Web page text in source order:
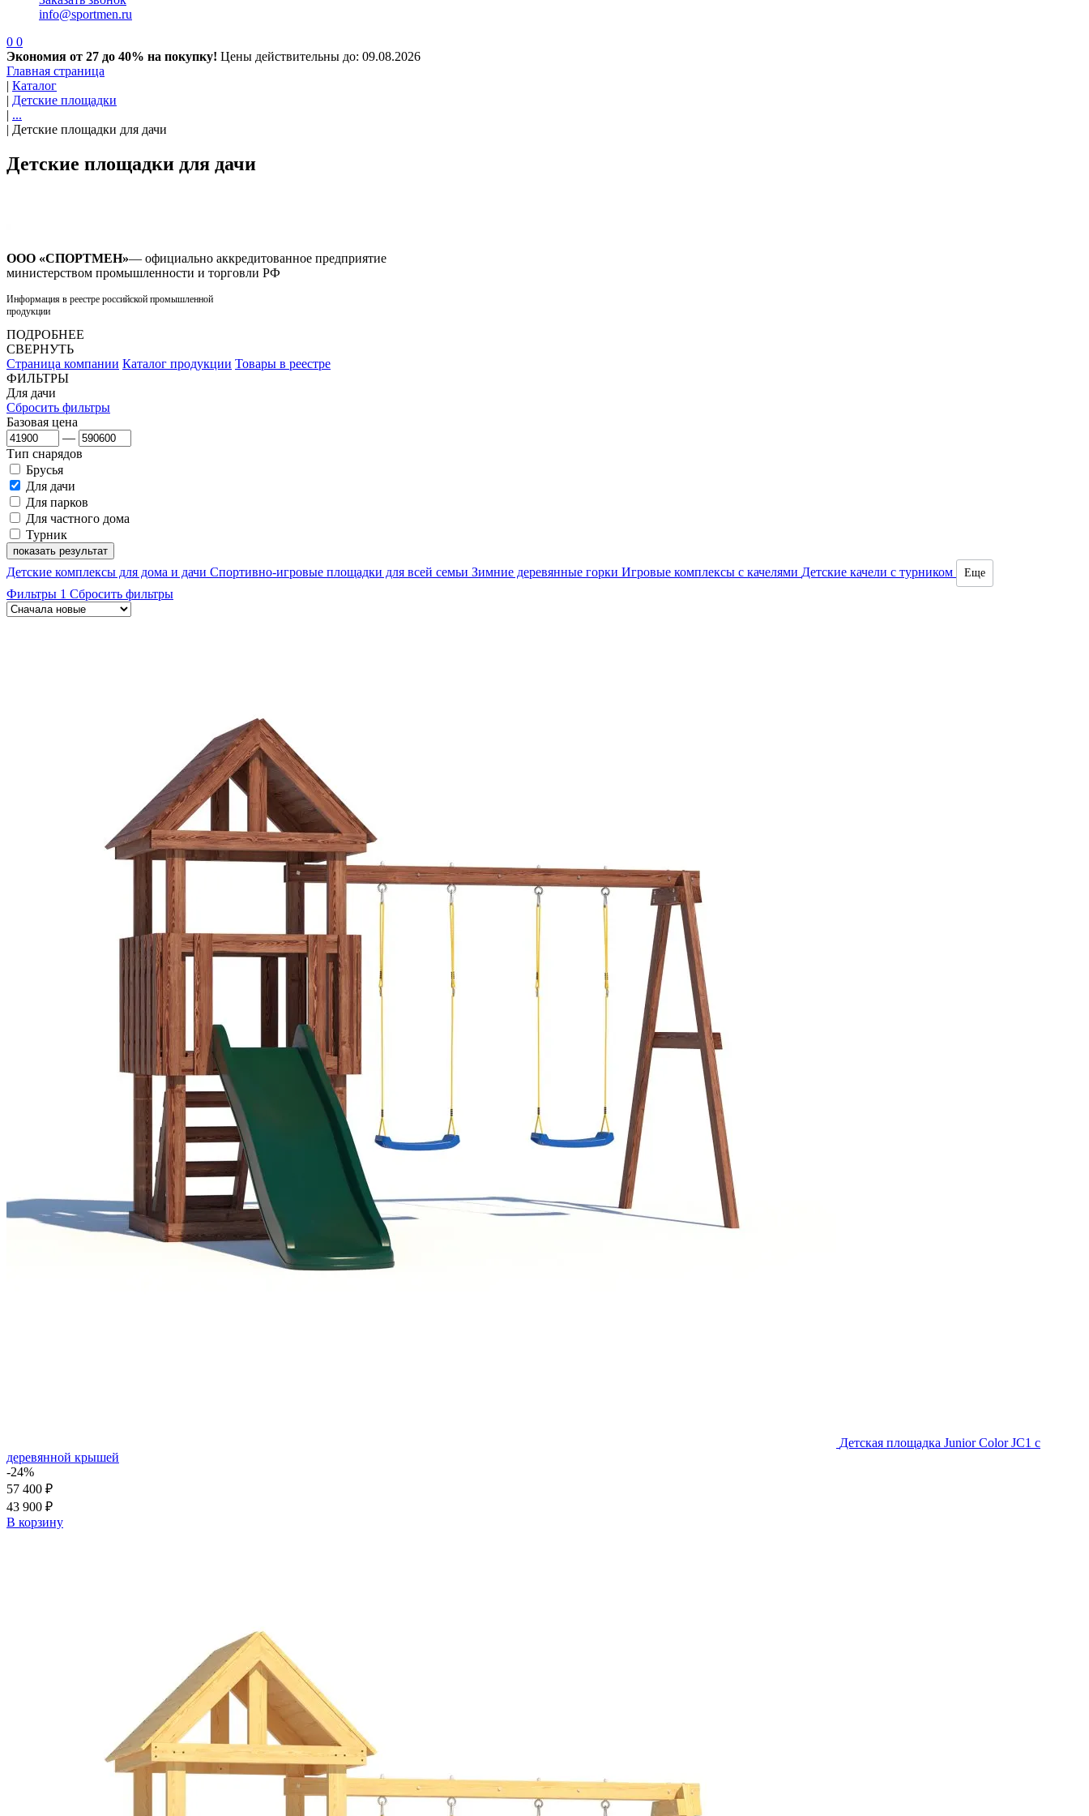
info@sportmen.ru
0 0
Экономия от 27 до 40% на покупку! Цены действительны до: 09.08.2026
Главная страница
| Каталог
| Детские площадки
| ...
| Детские площадки для дачи
Детские площадки для дачи
ООО «СПОРТМЕН»— официально аккредитованное предприятие
министерством промышленности и торговли РФ
Информация в реестре российской промышленной
продукции
ПОДРОБНЕЕ
СВЕРНУТЬ
Страница компании Каталог продукции Товары в реестре
ФИЛЬТРЫ
Для дачи
Сбросить фильтры
Базовая цена
—
Тип снарядов
Брусья
Для дачи
Для парков
Для частного дома
Турник
показать результат
Детские комплексы для дома и дачи Спортивно-игровые площадки для всей семьи Зимние деревянные горки Игровые комплексы с качелями Детские качели с турником Еще
Фильтры 1 Сбросить фильтры
Детская площадка Junior Color JC1 с
деревянной крышей
-24%
57 400 ₽
43 900 ₽
В корзину